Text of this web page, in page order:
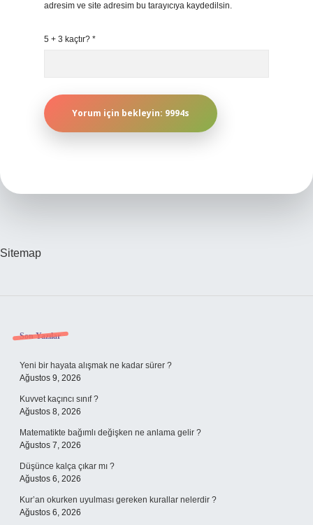
adresim ve site adresim bu tarayıcıya kaydedilsin.
5 + 3 kaçtır? *
Sitemap
Sidebar
Son Yazılar
Yeni bir hayata alışmak ne kadar sürer ?
Ağustos 9, 2026
Kuvvet kaçıncı sınıf ?
Ağustos 8, 2026
Matematikte bağımlı değişken ne anlama gelir ?
Ağustos 7, 2026
Düşünce kalça çıkar mı ?
Ağustos 6, 2026
Kur’an okurken uyulması gereken kurallar nelerdir ?
Ağustos 6, 2026